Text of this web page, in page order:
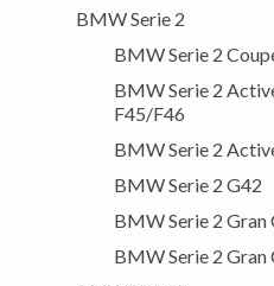
BMW Serie 2
BMW Serie 2
BMW Serie 2
F45/F46
BMW Serie 2
BMW Serie 2 G42
BMW Serie 2 Gran
BMW Serie 2 Gran